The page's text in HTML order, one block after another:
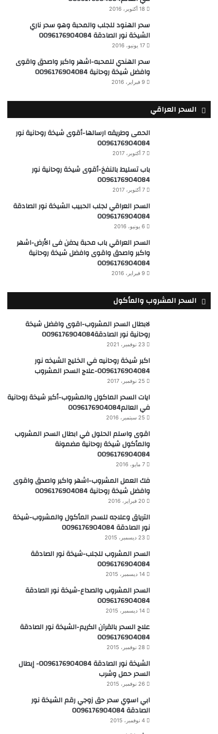
18 أكتوبر، 2016
سحر الهنود للجلب والمحبة وهو سحر ناري
الشيخة نور الصادقة 0096176904084
17 يونيو، 2016
سحر الهندي للمحبه-اشهر واكبر واصدق واقوى
وافضل شيخة روحانية 0096176904084
9 فبراير، 2016
السحر العراقي
الحمى وطريقه ارسالها-أقوى شيخة روحانية نور
0096176904084
7 أكتوبر، 2017
باب تسليط بالنفخ-أقوى شيخة روحانية نور
0096176904084
7 أكتوبر، 2017
السحر العراقي لجلب الحبيب الشيخة نور الصادقة
0096176904084
6 يونيو، 2016
السحر العراقي باب محبة يدفن فى الأرض-اشهر
واكبر واصدق واقوى وافضل شيخة روحانية
0096176904084
9 فبراير، 2016
السحر المشروب والمأكول
لابطال السحر المشروب-اقوى وافضل شيخة
روحانية نور الصادقة0096176904084
23 نوفمبر، 2021
اكبر شيخة روحانيه في الخليج الشيخه نور
0096176904084-علاج السحر المشروب
25 نوفمبر، 2017
ايات السحر الماكول والمشروب-أكبر شيخة روحانية
في العالم0096176904084
25 سبتمبر، 2016
اقوى واسلم الحلول في ابطال السحر المشروب
والمأكول شيخة روحانية مضمونة
0096176904084
7 مايو، 2016
فك العمل المشروب-اشهر واكبر واصدق واقوى
وافضل شيخة روحانية 0096176904084
20 فبراير، 2016
الترياق وعلاجه للسحر المأكول والمشروب-شيخة
نور الصادقة 0096176904084
23 ديسمبر، 2015
السحر المشروب للجلب-شيخة نور الصادقة
0096176904084
14 ديسمبر، 2015
السحر المشروب والصداع-شيخة نور الصادقة
0096176904084
14 ديسمبر، 2015
علاج السحر بالقرآن الكريم-الشيخة نور الصادقة
0096176904084
28 نوفمبر، 2015
الشيخة نور الصادقة 0096176904084- إبطال
السحر حمل وشرب
26 نوفمبر، 2015
ابي اسوي سحر حق زوجي رقم الشيخة نور
الصادقة 0096176904084
4 نوفمبر، 2015